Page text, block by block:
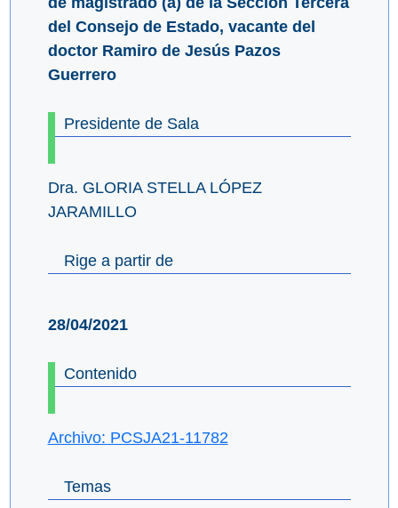
del Consejo de Estado, vacante del
doctor Ramiro de Jesús Pazos
Guerrero
Presidente de Sala
Dra. GLORIA STELLA LÓPEZ
JARAMILLO
Rige a partir de
28/04/2021
Contenido
Archivo: PCSJA21-11782
Temas